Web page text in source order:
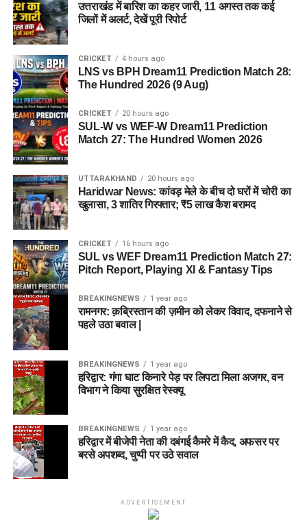
उत्तराखंड में बारिश का कहर जारी, 11 अगस्त तक कई
जिलों में अलर्ट, देखें पूरी रिपोर्ट
CRICKET 4 hours ago
LNS vs BPH Dream11 Prediction Match 28:
The Hundred 2026 (9 Aug)
CRICKET 20 hours ago
SUL-W vs WEF-W Dream11 Prediction
Match 27: The Hundred Women 2026
UTTARAKHAND 20 hours ago
Haridwar News: कांवड़ मेले के बीच दो घरों में चोरी का
खुलासा, 3 शातिर गिरफ्तार; ₹5 लाख कैश बरामद
CRICKET 16 hours ago
SUL vs WEF Dream11 Prediction Match 27:
Pitch Report, Playing XI & Fantasy Tips
BREAKINGNEWS 1 year ago
रामनगर: क़ब्रिस्तान की ज़मीन को लेकर विवाद, दफनाने से
पहले उठा बवाल |
BREAKINGNEWS 1 year ago
हरिद्वार: गंगा घाट किनारे पेड़ पर लिपटा मिला अजगर, वन
विभाग ने किया सुरक्षित रेस्क्यू
BREAKINGNEWS 1 year ago
हरिद्वार में बीजेपी नेता की दबंगई कैमरे में कैद, अफसर पर
बरसे अपशब्द, चुप्पी पर उठे सवाल
ADVERTISEMENT